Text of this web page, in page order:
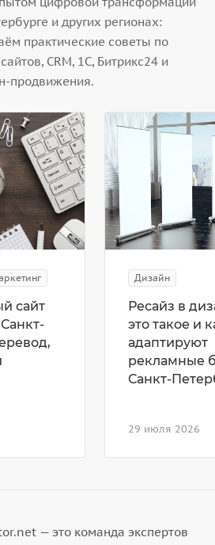
и других регионах:
практические советы по
CRM, 1С, Битрикс24 и
продвижения.
сайт
Дизайн
29 июля 2026
Ресайз в
это такое и
адаптируют
рекламные
Санкт-
— это команда экспертов